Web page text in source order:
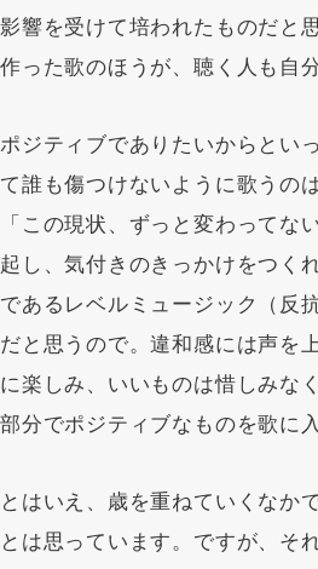
影響を受けて培われたものだと
作った歌のほうが、聴く人も自
ポジティブでありたいからとい
て誰も傷つけないように歌うの
「この現状、ずっと変わってな
起し、気付きのきっかけをつく
であるレベルミュージック（反
だと思うので。違和感には声を
に楽しみ、いいものは惜しみな
部分でポジティブなものを歌に
とはいえ、歳を重ねていくなか
とは思っています。ですが、そ